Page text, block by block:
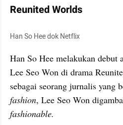
Reunited Worlds
Han So Hee dok Netflix
Han So Hee melakukan debut
Lee Seo Won di drama
fashion
fashionable.